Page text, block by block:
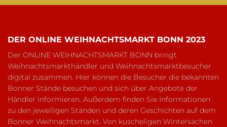
DER ONLINE WEIHNACHTSMARKT BONN 2023
Der ONLINE WEIHNACHTSMARKT BONN bringt
Weihnachtsmarkthändler und Weihnachtsmarktbesucher
digital zusammen. Hier können die Besucher die bekannten
Bonner Stände besuchen und sich über Angebote der
Händler informieren. Außerdem finden Sie Informationen
zu den jeweiligen Ständen und deren Geschichten auf dem
Bonner Weihnachtsmarkt. Von kuscheligen Wintersachen